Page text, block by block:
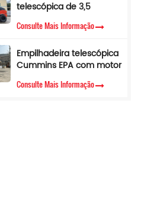
telescópica de 3,5
Consulte Mais Informação
Empilhadeira telescópica
Cummins EPA com motor
de 3,5 toneladas e 7 m,
Consulte Mais Informação